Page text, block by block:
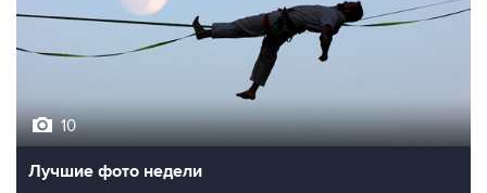
10
Лучшие фото недели